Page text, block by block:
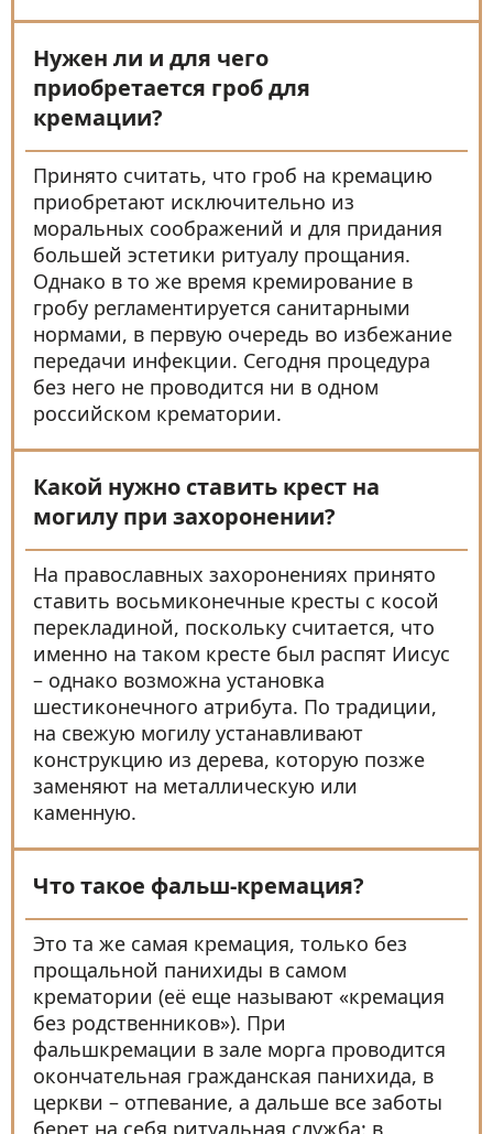
Нужен ли и для чего
приобретается гроб для
кремации?
Принято считать, что гроб на кремацию
приобретают исключительно из
моральных соображений и для придания
большей эстетики ритуалу прощания.
Однако в то же время кремирование в
гробу регламентируется санитарными
нормами, в первую очередь во избежание
передачи инфекции. Сегодня процедура
без него не проводится ни в одном
российском крематории.
Какой нужно ставить крест на
могилу при захоронении?
На православных захоронениях принято
ставить восьмиконечные кресты с косой
перекладиной, поскольку считается, что
именно на таком кресте был распят Иисус
– однако возможна установка
шестиконечного атрибута. По традиции,
на свежую могилу устанавливают
конструкцию из дерева, которую позже
заменяют на металлическую или
каменную.
Что такое фальш-кремация?
Это та же самая кремация, только без
прощальной панихиды в самом
крематории (её еще называют «кремация
без родственников»). При
фальшкремации в зале морга проводится
окончательная гражданская панихида, в
церкви – отпевание, а дальше все заботы
берет на себя ритуальная служба: в